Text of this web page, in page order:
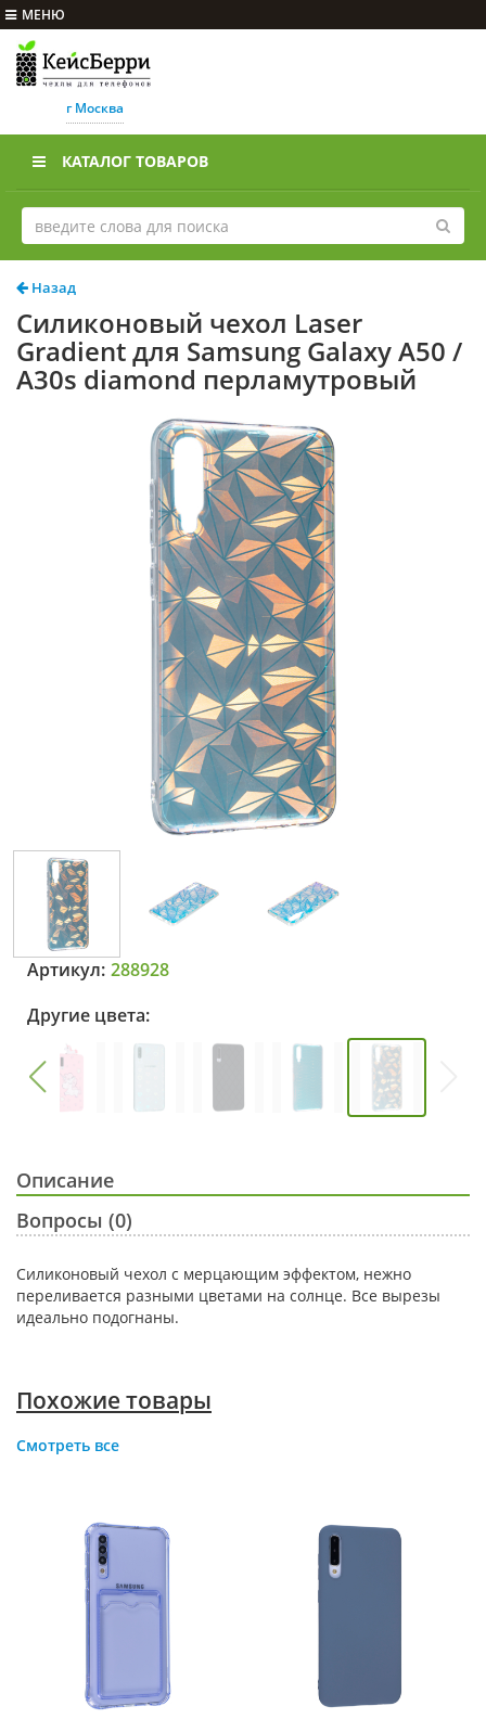
МЕНЮ
г Москва
КАТАЛОГ ТОВАРОВ
Назад
Силиконовый чехол Laser
Gradient для Samsung Galaxy A50 /
A30s diamond перламутровый
Артикул: 288928
Другие цвета:
Описание
Вопросы (0)
Силиконовый чехол с мерцающим эффектом, нежно
переливается разными цветами на солнце. Все вырезы
идеально подогнаны.
Похожие товары
Смотреть все